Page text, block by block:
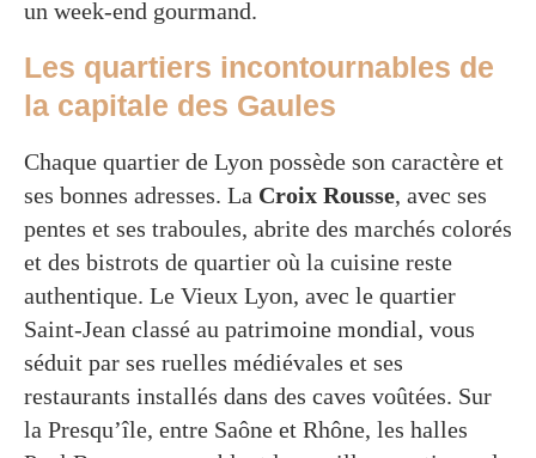
un week-end gourmand.
Les quartiers incontournables de
la capitale des Gaules
Chaque quartier de Lyon possède son caractère et
ses bonnes adresses. La Croix Rousse, avec ses
pentes et ses traboules, abrite des marchés colorés
et des bistrots de quartier où la cuisine reste
authentique. Le Vieux Lyon, avec le quartier
Saint-Jean classé au patrimoine mondial, vous
séduit par ses ruelles médiévales et ses
restaurants installés dans des caves voûtées. Sur
la Presqu’île, entre Saône et Rhône, les halles